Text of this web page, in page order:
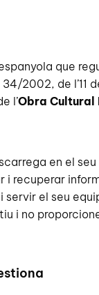
que
2002, de
l’Obra Cultural
en el
recuperar
el seu
i no